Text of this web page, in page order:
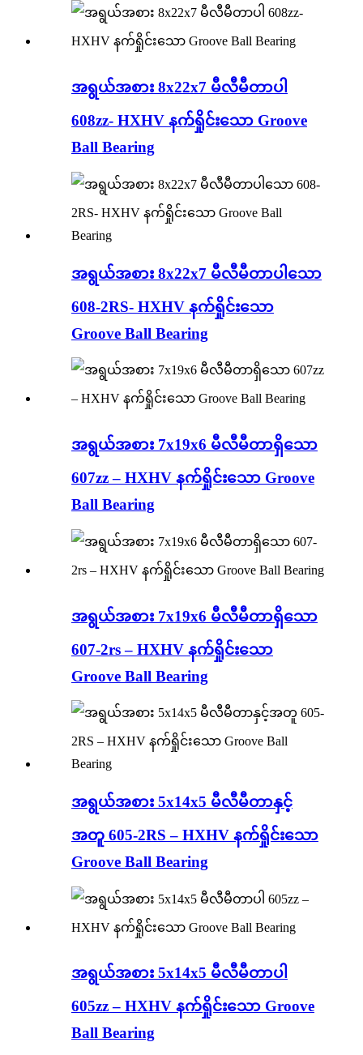
အရွယ်အစား 8x22x7 မီလီမီတာပါ
608zz- HXHV နက်ရှိုင်းသော Groove
Ball Bearing
အရွယ်အစား 8x22x7 မီလီမီတာပါသော
608-2RS- HXHV နက်ရှိုင်းသော
Groove Ball Bearing
အရွယ်အစား 7x19x6 မီလီမီတာရှိသော
607zz – HXHV နက်ရှိုင်းသော Groove
Ball Bearing
အရွယ်အစား 7x19x6 မီလီမီတာရှိသော
607-2rs – HXHV နက်ရှိုင်းသော
Groove Ball Bearing
အရွယ်အစား 5x14x5 မီလီမီတာနှင့်
အတူ 605-2RS – HXHV နက်ရှိုင်းသော
Groove Ball Bearing
အရွယ်အစား 5x14x5 မီလီမီတာပါ
605zz – HXHV နက်ရှိုင်းသော Groove
Ball Bearing